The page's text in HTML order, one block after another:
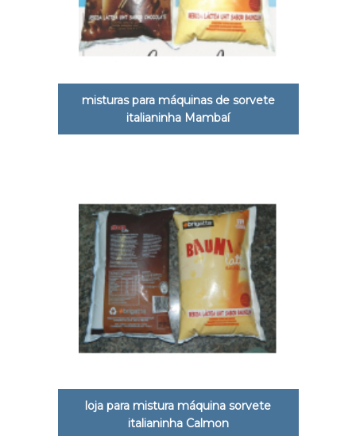
misturas para máquinas de sorvete
italianinha Mambaí
loja para mistura máquina sorvete
italianinha Calmon